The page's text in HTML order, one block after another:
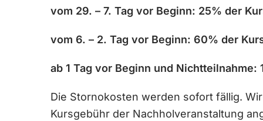
vom 29. – 7. Tag vor Beginn: 25% der
vom 6. – 2. Tag vor Beginn: 60% der
ab 1 Tag vor Beginn und Nichtteilnahme:
Die Stornokosten werden sofort fällig.
Kursgebühr der Nachholveranstaltung